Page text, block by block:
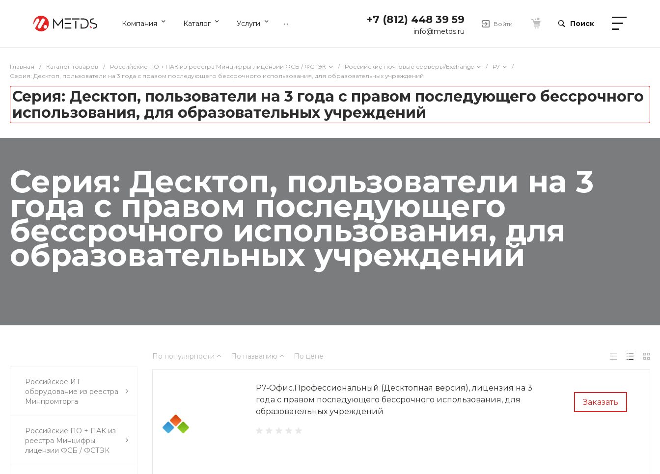
Компания Каталог Услуги ... +7 (812) 448 39 59
info@metds.ru
Войти Поиск
Главная / Каталог товаров / Российские ПО + ПАК из реестра Минцифры лицензии ФСБ / ФСТЭК / Российские почтовые серверы/Exchange / Р7
/
Серия: Десктоп, пользователи на 3 года с правом последующего бессрочного использования, для образовательных учреждений
Серия: Десктоп, пользователи на 3 года с правом последующего бессрочного
использования, для образовательных учреждений
Серия: Десктоп, пользователи на 3
года с правом последующего
бессрочного использования, для
образовательных учреждений
Российское ИТ
оборудование из реестра
Минпромторга
Российские ПО + ПАК из
реестра Минцифры
лицензии ФСБ / ФСТЭК
По популярности По названию По цене
Заказать
Р7-Офис.Профессиональный (Десктопная версия), лицензия на 3
года с правом последующего бессрочного использования, для
образовательных учреждений